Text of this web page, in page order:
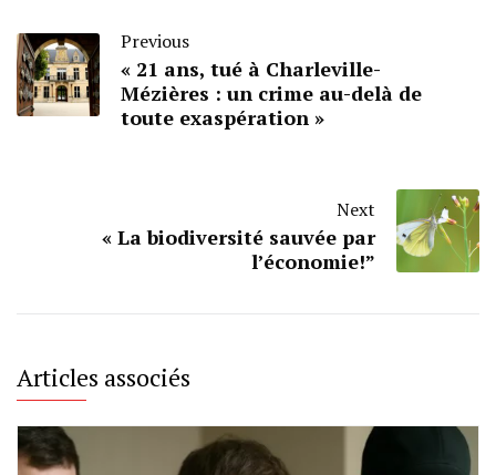
Previous
« 21 ans, tué à Charleville-
Mézières : un crime au-delà de
toute exaspération »
Next
« La biodiversité sauvée par
l’économie!”
Articles associés